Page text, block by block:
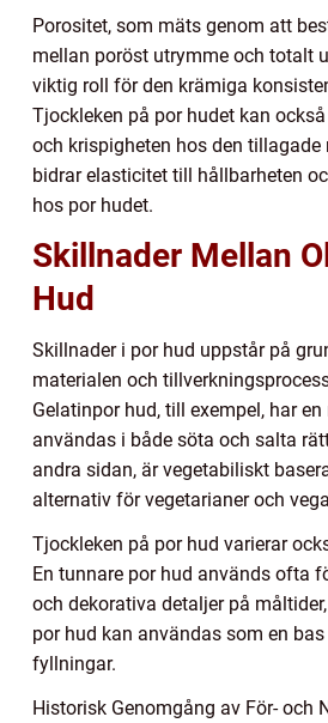
Porositet, som mäts genom att
mellan poröst utrymme och totalt
viktig roll för den krämiga
Tjockleken på por hudet kan
och krispigheten hos den tillagade
bidrar elasticitet till hållbarheten
hos por hudet.
Skillnader Mellan
Hud
Skillnader i por hud uppstår på
materialen och
Gelatinpor hud, till exempel, har
användas i både söta och salta
andra sidan, är vegetabiliskt
alternativ för vegetarianer och
Tjockleken på por hud varierar
En tunnare por hud används ofta
och dekorativa detaljer på
por hud kan användas som en
fyllningar.
Historisk Genomgång av För- och